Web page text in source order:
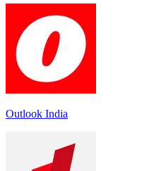
Outlook India